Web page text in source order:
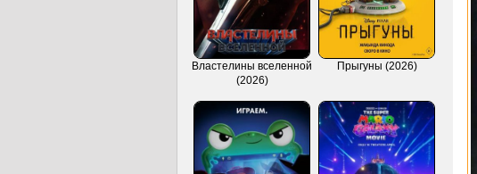
Властелины вселенной
(2026)
Прыгуны (2026)